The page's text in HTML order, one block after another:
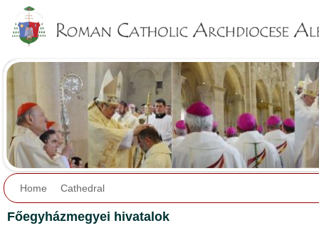
Home Cathedral
Főegyházmegyei hivatalok